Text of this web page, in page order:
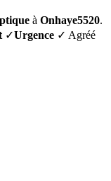
à Onhaye5520.
✓Urgence ✓ Agréé